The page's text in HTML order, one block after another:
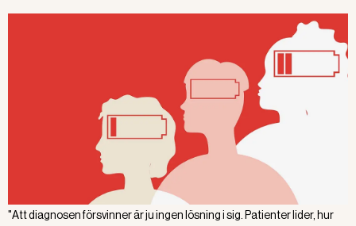
"Att diagnosen försvinner är ju ingen lösning i sig. Patienter lider, hur